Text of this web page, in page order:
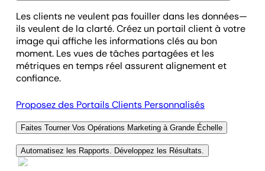
Les clients ne veulent pas fouiller dans les données—
ils veulent de la clarté. Créez un portail client à votre
image qui affiche les informations clés au bon
moment. Les vues de tâches partagées et les
métriques en temps réel assurent alignement et
confiance.
Proposez des Portails Clients Personnalisés
Faites Tourner Vos Opérations Marketing à Grande Échelle
À mesure que votre agence marketing se développe,
vos outils doivent suivre. Surveillez les campagnes,
Automatisez les Rapports. Développez les Résultats.